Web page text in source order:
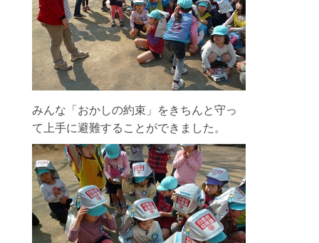
みんな「おかしの約束」をきちんと守っ
て上手に避難することができました。